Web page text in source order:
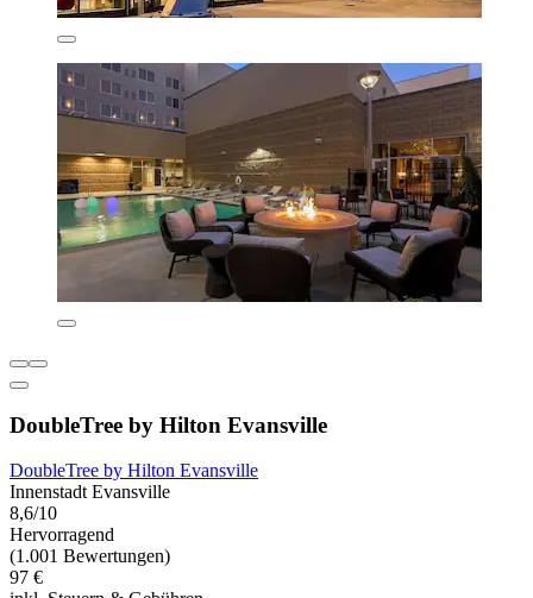
DoubleTree by Hilton Evansville
DoubleTree by Hilton Evansville
Innenstadt Evansville
8,6/10
Hervorragend
(1.001 Bewertungen)
97 €